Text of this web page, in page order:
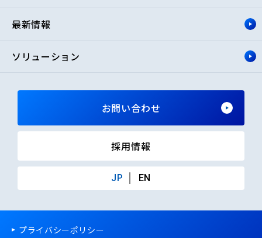
最新情報
ソリューション
お問い合わせ
採用情報
JP EN
プライバシーポリシー